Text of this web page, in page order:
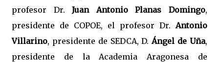
profesor Dr.Juan Antonio Planas Domingo,
presidente de COPOE, el profesor Dr.Antonio
Villarino, presidente de SEDCA, D.Ángel de Uña,
presidente de la Academia Aragonesa de